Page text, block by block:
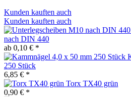
Kunden kauften auch
Kunden kauften auch
nach DIN 440
ab 0,10 € *
250 Stück
6,85 € *
Torx TX40 grün
0,90 € *